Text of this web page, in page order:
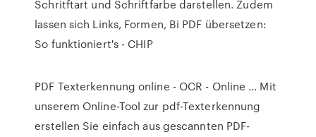
Schritftart und Schriftfarbe darstellen. Zudem
lassen sich Links, Formen, Bi PDF übersetzen:
So funktioniert's - CHIP
PDF Texterkennung online - OCR - Online … Mit
unserem Online-Tool zur pdf-Texterkennung
erstellen Sie einfach aus gescannten PDF-